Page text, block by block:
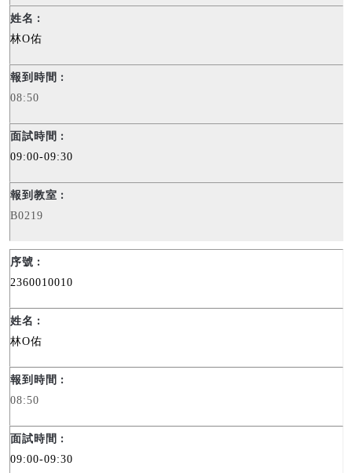
林O佑
08:50
09:00-09:30
B0219
2360010010
林O佑
08:50
09:00-09:30